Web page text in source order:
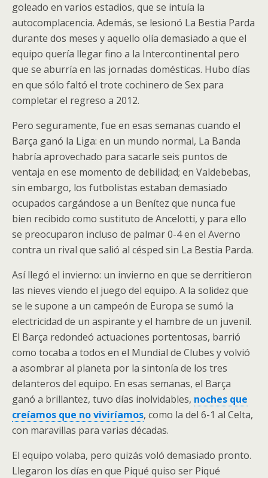
goleado en varios estadios, que se intuía la
autocomplacencia. Además, se lesionó La Bestia Parda
durante dos meses y aquello olía demasiado a que el
equipo quería llegar fino a la Intercontinental pero
que se aburría en las jornadas domésticas. Hubo días
en que sólo faltó el trote cochinero de Sex para
completar el regreso a 2012.
Pero seguramente, fue en esas semanas cuando el
Barça ganó la Liga: en un mundo normal, La Banda
habría aprovechado para sacarle seis puntos de
ventaja en ese momento de debilidad; en Valdebebas,
sin embargo, los futbolistas estaban demasiado
ocupados cargándose a un Benítez que nunca fue
bien recibido como sustituto de Ancelotti, y para ello
se preocuparon incluso de palmar 0-4 en el Averno
contra un rival que salió al césped sin La Bestia Parda.
Así llegó el invierno: un invierno en que se derritieron
las nieves viendo el juego del equipo. A la solidez que
se le supone a un campeón de Europa se sumó la
electricidad de un aspirante y el hambre de un juvenil.
El Barça redondeó actuaciones portentosas, barrió
como tocaba a todos en el Mundial de Clubes y volvió
a asombrar al planeta por la sintonía de los tres
delanteros del equipo. En esas semanas, el Barça
ganó a brillantez, tuvo días inolvidables, noches que
creíamos que no viviríamos, como la del 6-1 al Celta,
con maravillas para varias décadas.
El equipo volaba, pero quizás voló demasiado pronto.
Llegaron los días en que Piqué quiso ser Piqué